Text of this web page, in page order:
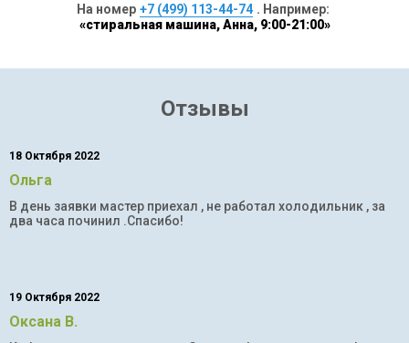
На номер +7 (499) 113-44-74 . Например:
«стиральная машина, Анна, 9:00-21:00»
Отзывы
18 Октября 2022
Ольга
В день заявки мастер приехал , не работал холодильник , за
два часа починил .Спасибо!
19 Октября 2022
Оксана В.